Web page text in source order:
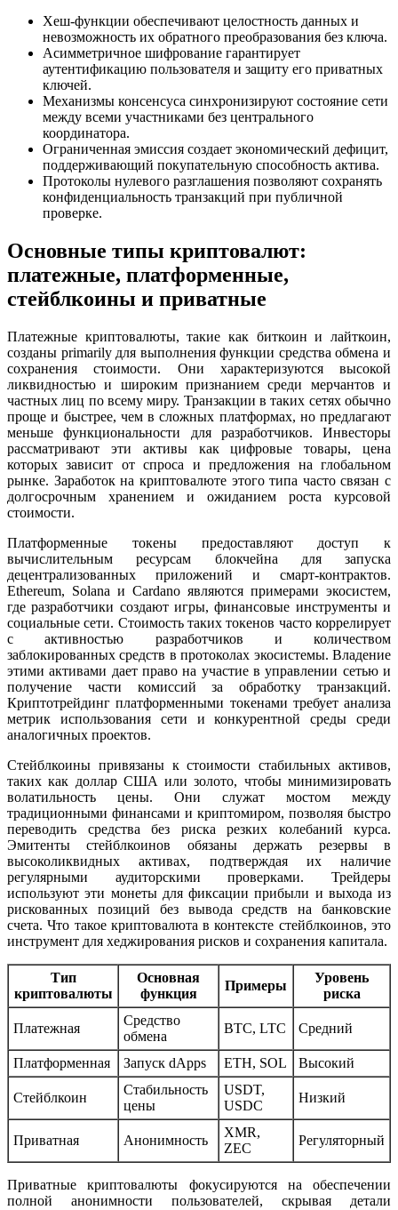
Хеш-функции обеспечивают целостность данных и
невозможность их обратного преобразования без ключа.
Асимметричное шифрование гарантирует
аутентификацию пользователя и защиту его приватных
ключей.
Механизмы консенсуса синхронизируют состояние сети
между всеми участниками без центрального
координатора.
Ограниченная эмиссия создает экономический дефицит,
поддерживающий покупательную способность актива.
Протоколы нулевого разглашения позволяют сохранять
конфиденциальность транзакций при публичной
проверке.
Основные типы криптовалют:
платежные, платформенные,
стейблкоины и приватные
Платежные криптовалюты, такие как биткоин и лайткоин,
созданы primarily для выполнения функции средства обмена и
сохранения стоимости. Они характеризуются высокой
ликвидностью и широким признанием среди мерчантов и
частных лиц по всему миру. Транзакции в таких сетях обычно
проще и быстрее, чем в сложных платформах, но предлагают
меньше функциональности для разработчиков. Инвесторы
рассматривают эти активы как цифровые товары, цена
которых зависит от спроса и предложения на глобальном
рынке. Заработок на криптовалюте этого типа часто связан с
долгосрочным хранением и ожиданием роста курсовой
стоимости.
Платформенные токены предоставляют доступ к
вычислительным ресурсам блокчейна для запуска
децентрализованных приложений и смарт-контрактов.
Ethereum, Solana и Cardano являются примерами экосистем,
где разработчики создают игры, финансовые инструменты и
социальные сети. Стоимость таких токенов часто коррелирует
с активностью разработчиков и количеством
заблокированных средств в протоколах экосистемы. Владение
этими активами дает право на участие в управлении сетью и
получение части комиссий за обработку транзакций.
Криптотрейдинг платформенными токенами требует анализа
метрик использования сети и конкурентной среды среди
аналогичных проектов.
Стейблкоины привязаны к стоимости стабильных активов,
таких как доллар США или золото, чтобы минимизировать
волатильность цены. Они служат мостом между
традиционными финансами и криптомиром, позволяя быстро
переводить средства без риска резких колебаний курса.
Эмитенты стейблкоинов обязаны держать резервы в
высоколиквидных активах, подтверждая их наличие
регулярными аудиторскими проверками. Трейдеры
используют эти монеты для фиксации прибыли и выхода из
рискованных позиций без вывода средств на банковские
счета. Что такое криптовалюта в контексте стейблкоинов, это
инструмент для хеджирования рисков и сохранения капитала.
Тип
криптовалюты
Основная
функция
Примеры
Уровень
риска
Платежная
Средство
обмена
BTC, LTC Средний
Платформенная Запуск dApps ETH, SOL Высокий
Стейблкоин
Стабильность
цены
USDT,
USDC
Низкий
Приватная Анонимность
XMR,
ZEC
Регуляторный
Приватные криптовалюты фокусируются на обеспечении
полной анонимности пользователей, скрывая детали